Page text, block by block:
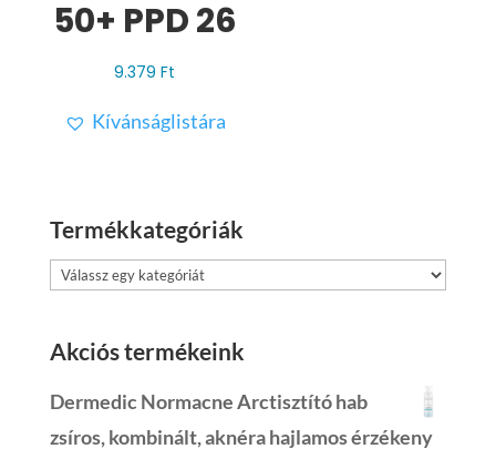
50+ PPD 26
9.379Ft
Kívánságlistára
Termékkategóriák
Akciós termékeink
Dermedic Normacne Arctisztító hab
zsíros, kombinált, aknéra hajlamos érzékeny